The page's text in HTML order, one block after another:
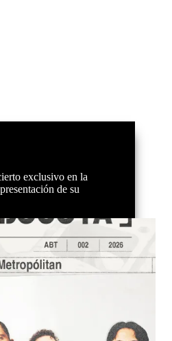
exclusivo en la
de su